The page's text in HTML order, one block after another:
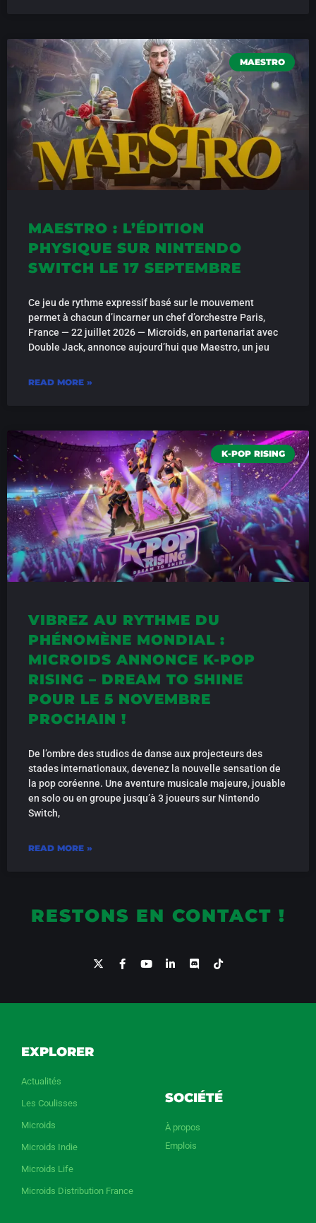
MAESTRO
MAESTRO : L’ÉDITION
PHYSIQUE SUR NINTENDO
SWITCH LE 17 SEPTEMBRE
Ce jeu de rythme expressif basé sur le mouvement
permet à chacun d’incarner un chef d’orchestre Paris,
France — 22 juillet 2026 — Microids, en partenariat avec
Double Jack, annonce aujourd’hui que Maestro, un jeu
READ MORE »
K-POP RISING
VIBREZ AU RYTHME DU
PHÉNOMÈNE MONDIAL :
MICROIDS ANNONCE K-POP
RISING – DREAM TO SHINE
POUR LE 5 NOVEMBRE
PROCHAIN !
De l’ombre des studios de danse aux projecteurs des
stades internationaux, devenez la nouvelle sensation de
la pop coréenne. Une aventure musicale majeure, jouable
en solo ou en groupe jusqu’à 3 joueurs sur Nintendo
Switch,
READ MORE »
RESTONS EN CONTACT !
EXPLORER
Actualités
Les Coulisses
Microids
Microids Indie
Microids Life
Microids Distribution France
SOCIÉTÉ
À propos
Emplois